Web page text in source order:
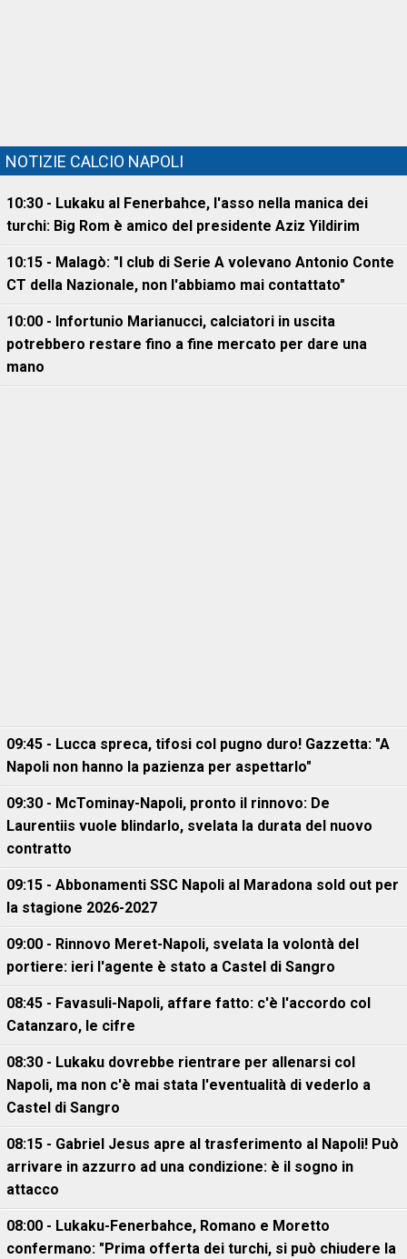
NOTIZIE CALCIO NAPOLI
10:30 - Lukaku al Fenerbahce, l'asso nella manica dei
turchi: Big Rom è amico del presidente Aziz Yildirim
10:15 - Malagò: "I club di Serie A volevano Antonio Conte
CT della Nazionale, non l'abbiamo mai contattato"
10:00 - Infortunio Marianucci, calciatori in uscita
potrebbero restare fino a fine mercato per dare una
mano
09:45 - Lucca spreca, tifosi col pugno duro! Gazzetta: "A
Napoli non hanno la pazienza per aspettarlo"
09:30 - McTominay-Napoli, pronto il rinnovo: De
Laurentiis vuole blindarlo, svelata la durata del nuovo
contratto
09:15 - Abbonamenti SSC Napoli al Maradona sold out per
la stagione 2026-2027
09:00 - Rinnovo Meret-Napoli, svelata la volontà del
portiere: ieri l'agente è stato a Castel di Sangro
08:45 - Favasuli-Napoli, affare fatto: c'è l'accordo col
Catanzaro, le cifre
08:30 - Lukaku dovrebbe rientrare per allenarsi col
Napoli, ma non c'è mai stata l'eventualità di vederlo a
Castel di Sangro
08:15 - Gabriel Jesus apre al trasferimento al Napoli! Può
arrivare in azzurro ad una condizione: è il sogno in
attacco
08:00 - Lukaku-Fenerbahce, Romano e Moretto
confermano: "Prima offerta dei turchi, si può chiudere la